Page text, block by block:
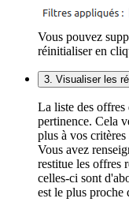
Vous pouvez
réinitialiser en
3. Visualiser les
La liste des offres
pertinence. Cela
plus à vos critères
Vous avez
restitue les offres
celles-ci sont
est le plus proche